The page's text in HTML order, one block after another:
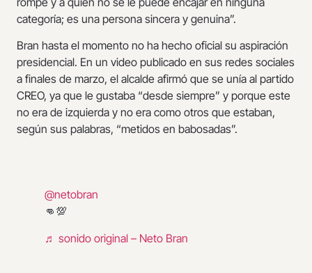
categoría; es una persona sincera y genuina”.
Bran hasta el momento no ha hecho oficial su aspiración
presidencial. En un video publicado en sus redes sociales
a finales de marzo, el alcalde afirmó que se unía al partido
CREO, ya que le gustaba “desde siempre” y porque este
no era de izquierda y no era como otros que estaban,
según sus palabras, “metidos en babosadas”.
@netobran
👊💯
♬ sonido original – Neto Bran